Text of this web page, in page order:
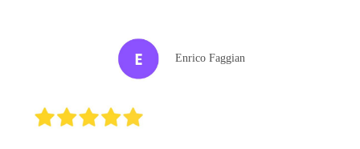
Enrico Faggian